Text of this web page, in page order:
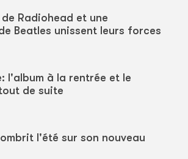
Radiohead et une
Beatles unissent leurs forces
l'album à la rentrée et le
de suite
l'été sur son nouveau